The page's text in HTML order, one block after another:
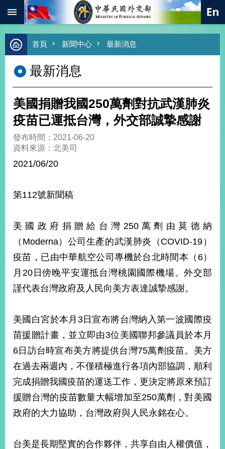
跳到主要內容區塊
進
階
尋
熱
總
合
外
值
經
濟
不
落
國
和
平
護
照
回
首
頁
網
站
關
本
首頁 新聞中心 最新消息
最新消息
美國捐贈我國250萬劑對抗武漢肺炎
疫苗已運抵台灣，外交部誠摯感謝
發布時間：2021-06-20
資料來源：北美司
2021/06/20
第112號新聞稿
美國政府捐贈給台灣250萬劑由莫徳納
（Moderna）公司生產的武漢肺炎（COVID-19）
疫苗，已由中華航空公司專機於台北時間本（6）
月20日傍晚平安運抵台灣桃園國際機場。外交部
謹代表台灣政府及人民向美方表達誠摯感謝。
美國白宮於本月3日宣布將台灣納入第一波國際疫
苗援贈計畫，並立即由3位美國聯邦參議員於本月
6日訪台時宣布美方將提供台灣75萬劑疫苗。美方
在過去兩週內，不僅積極進行各項內部協調，順利
完成捐贈我國疫苗的運送工作，更決定將原來預訂
援贈台灣的疫苗數量大幅增加至250萬劑，對美國
政府的大力協助，台灣政府與人民永銘在心。
台美是長期堅實的合作夥伴，共享自由人權價值，